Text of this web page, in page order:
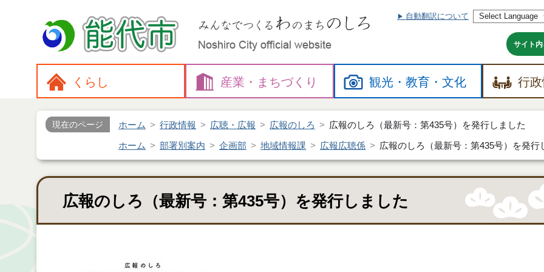
自動翻訳について
サイト
くらし 産業・ まちづくり 観光・教育・文化 行
現在のページ ホーム 行政情報 広聴・広報 広報のしろ 広報のしろ（最新号：第435号）を発行しました
ホーム 部署別案内 企画部 地域情報課 広報広聴係 広報のしろ（最新号：第435号）を発行
広報のしろ（最新号：第435号）を発行しました